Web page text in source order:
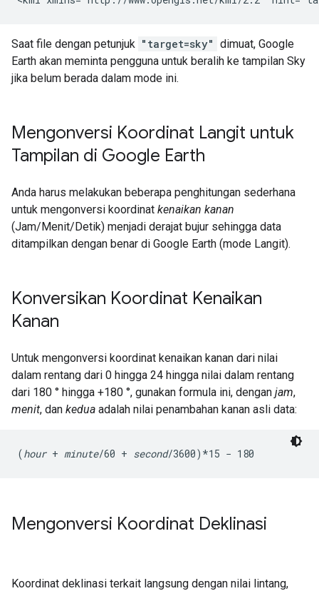
Saat file dengan petunjuk "target=sky" dimuat, Google
Earth akan meminta pengguna untuk beralih ke tampilan Sky
jika belum berada dalam mode ini.
Mengonversi Koordinat Langit untuk
Tampilan di Google Earth
Anda harus melakukan beberapa penghitungan sederhana
untuk mengonversi koordinat kenaikan kanan
(Jam/Menit/Detik) menjadi derajat bujur sehingga data
ditampilkan dengan benar di Google Earth (mode Langit).
Konversikan Koordinat Kenaikan
Kanan
Untuk mengonversi koordinat kenaikan kanan dari nilai
dalam rentang dari 0 hingga 24 hingga nilai dalam rentang
dari 180 ° hingga +180 °, gunakan formula ini, dengan jam,
menit, dan kedua adalah nilai penambahan kanan asli data:
(hour + minute/60 + second/3600)*15 − 180
Mengonversi Koordinat Deklinasi
Koordinat deklinasi terkait langsung dengan nilai lintang,